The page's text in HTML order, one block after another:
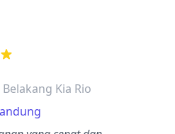
adalah bintang lima
Kia Rio